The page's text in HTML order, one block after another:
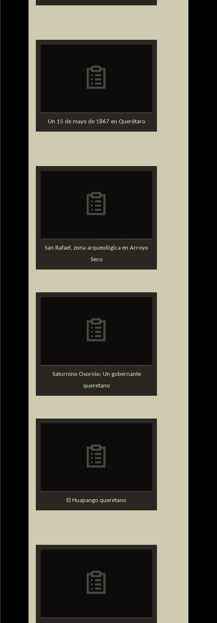
Un 15 de mayo de 1867 en Querétaro
San Rafael, zona arqueológica en Arroyo
Seco
Saturnino Osornio; Un gobernante
queretano
El Huapango queretano